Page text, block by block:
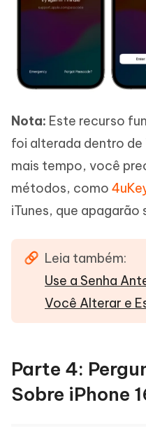
Nota: Este recurso
foi alterada dentro de
mais tempo, você
métodos, como
iTunes, que apagarão
Leia também:
Use a Senha
Você Alterar e
Parte 4:
Sobre iPhone